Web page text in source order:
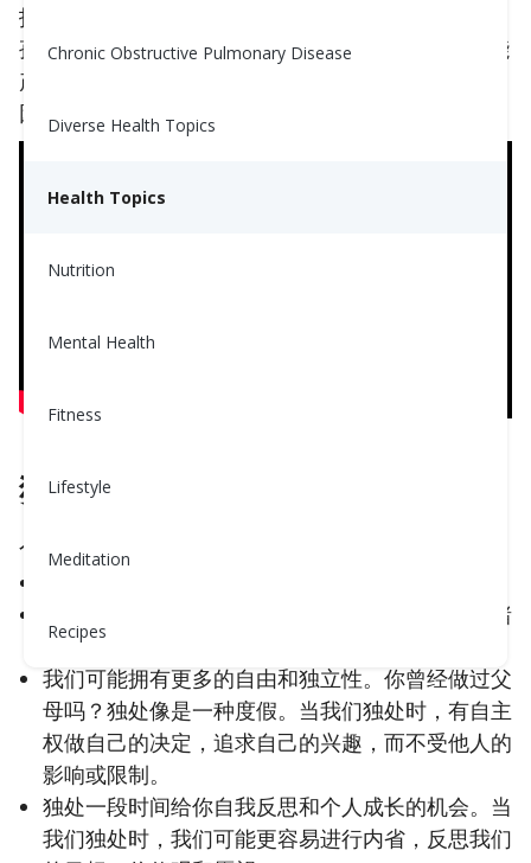
Chronic Obstructive Pulmonary Disease
Diverse Health Topics
Health Topics
Nutrition
Mental Health
Fitness
Lifestyle
Meditation
Recipes
护社交联系并在需要时寻求他人的支持仍然很重要。
孤独是人类普遍的经历，但它对我们的心理健康可能
产生显著的负面影响。以下是独处可能是美好的原
因、为何它可能成为一种危险，以及如何摆脱孤独。
独处是快乐的，没错！
人们时常享受独处，这背后有几个原因：
当我们独处时，可以屏蔽干扰，专注于自己的思绪
和感受，这有助于我们充电并感到更中心。
我们可能拥有更多的自由和独立性。你曾经做过父
母吗？独处像是一种度假。当我们独处时，有自主
权做自己的决定，追求自己的兴趣，而不受他人的
影响或限制。
独处一段时间给你自我反思和个人成长的机会。当
我们独处时，我们可能更容易进行内省，反思我们